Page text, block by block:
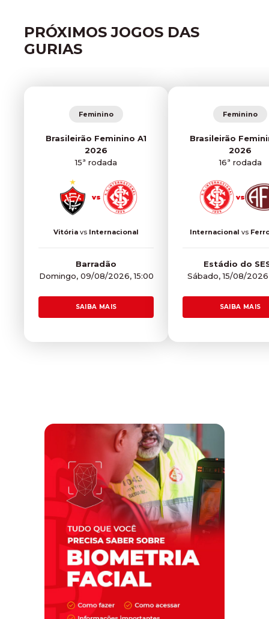
PRÓXIMOS JOGOS DAS
GURIAS
Feminino
Brasileirão Feminino A1
2026
15ª rodada
vs
Vitória vs Internacional
Barradão
Domingo, 09/08/2026, 15:00
SAIBA MAIS
Feminino
Brasileirão
2026
16ª rodada
vs
Internacional vs
Estádio do
Sábado, 15/08/
SAIBA MAIS